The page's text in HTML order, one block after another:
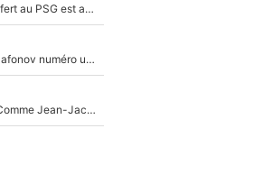
Ferran Torres a pris sa décision : Son transfert au PSG est annoncé en Espagne !
Suzuki recruté, Chevalier veut se battre, Safonov numéro un… Le PSG se lance encore dans un gros chantier pour le poste de gardien de but
Un documentaire avec Zinedine Zidane : Comme Jean-Jacques Goldman et Mylène Farmer, le nouveau sélectionneur de l'équipe de France a recalé une journaliste très connue